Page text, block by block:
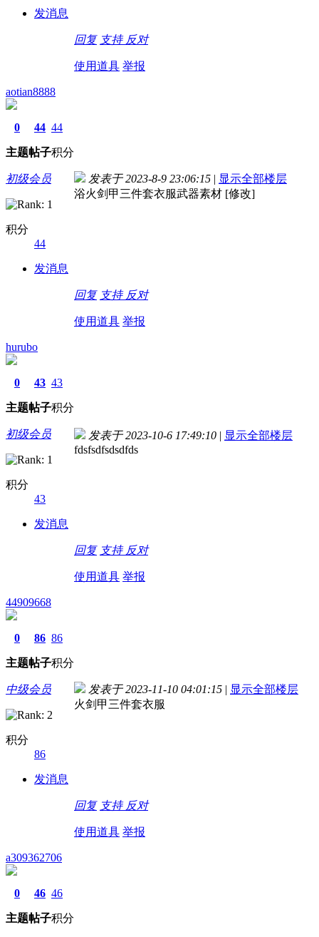
发消息
回复 支持 反对
使用道具 举报
aotian8888
0
主题
44
帖子
44
积分
初级会员
积分
44
发消息
发表于 2023-8-9 23:06:15 | 显示全部楼层
浴火剑甲三件套衣服武器素材 [修改]
回复 支持 反对
使用道具 举报
hurubo
0
主题
43
帖子
43
积分
初级会员
积分
43
发消息
发表于 2023-10-6 17:49:10 | 显示全部楼层
fdsfsdfsdsdfds
回复 支持 反对
使用道具 举报
44909668
0
主题
86
帖子
86
积分
中级会员
积分
86
发消息
发表于 2023-11-10 04:01:15 | 显示全部楼层
火剑甲三件套衣服
回复 支持 反对
使用道具 举报
a309362706
0
主题
46
帖子
46
积分